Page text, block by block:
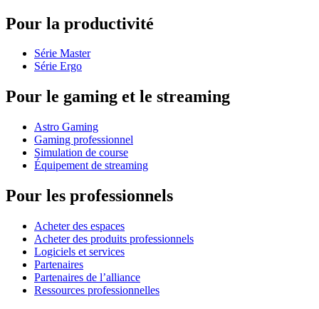
Pour la productivité
Série Master
Série Ergo
Pour le gaming et le streaming
Astro Gaming
Gaming professionnel
Simulation de course
Équipement de streaming
Pour les professionnels
Acheter des espaces
Acheter des produits professionnels
Logiciels et services
Partenaires
Partenaires de l’alliance
Ressources professionnelles